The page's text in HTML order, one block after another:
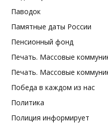
Паводок
Памятные даты России
Пенсионный фонд
Печать. Массовые
Печать. Массовые
Победа в каждом из нас
Политика
Полиция информирует